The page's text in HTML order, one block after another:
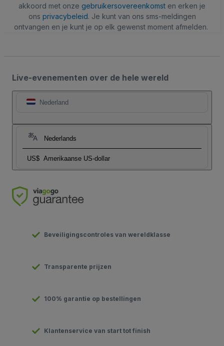
akkoord met onze gebruikersovereenkomst en erken je
ons privacybeleid. Je kunt van ons sms-meldingen
ontvangen en je kunt je op elk gewenst moment afmelden.
Live-evenementen over de hele wereld
Nederland
Nederlands
US$ Amerikaanse US-dollar
Beveiligingscontroles van wereldklasse
Transparente prijzen
100% garantie op bestellingen
Klantenservice van start tot finish